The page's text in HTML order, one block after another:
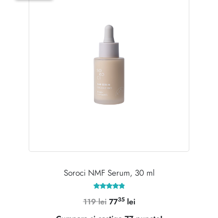
Soroci NMF Serum, 30 ml
4.92
din 5
119lei Prețul
inițial
7735 leiPrețul